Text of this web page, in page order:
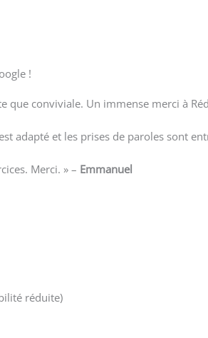
!
que conviviale. Un immense merci à
adapté et les prises de paroles sont
Merci. » – Emmanuel
réduite)